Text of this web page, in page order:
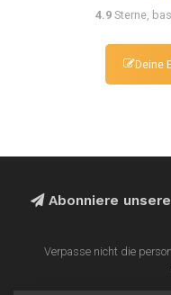
4.9 Sterne,
Deine
Abonniere
Verpasse nicht die